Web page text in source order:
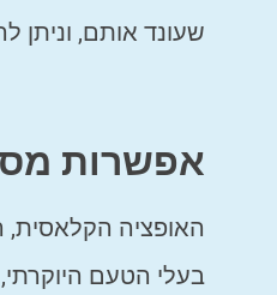
שעונד אותם, וניתן
אפשרות
האופציה הקלאסית,
בעלי הטעם